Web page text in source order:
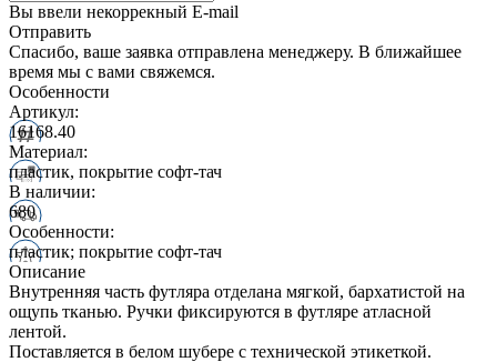
Вы ввели некоррекный E-mail
Отправить
Спасибо, ваше заявка отправлена менеджеру. В ближайшее
время мы с вами свяжемся.
Особенности
Артикул:
16168.40
Материал:
пластик, покрытие софт-тач
В наличии:
680
Особенности:
пластик; покрытие софт-тач
Описание
Внутренняя часть футляра отделана мягкой, бархатистой на
ощупь тканью. Ручки фиксируются в футляре атласной
лентой.
Поставляется в белом шубере с технической этикеткой.